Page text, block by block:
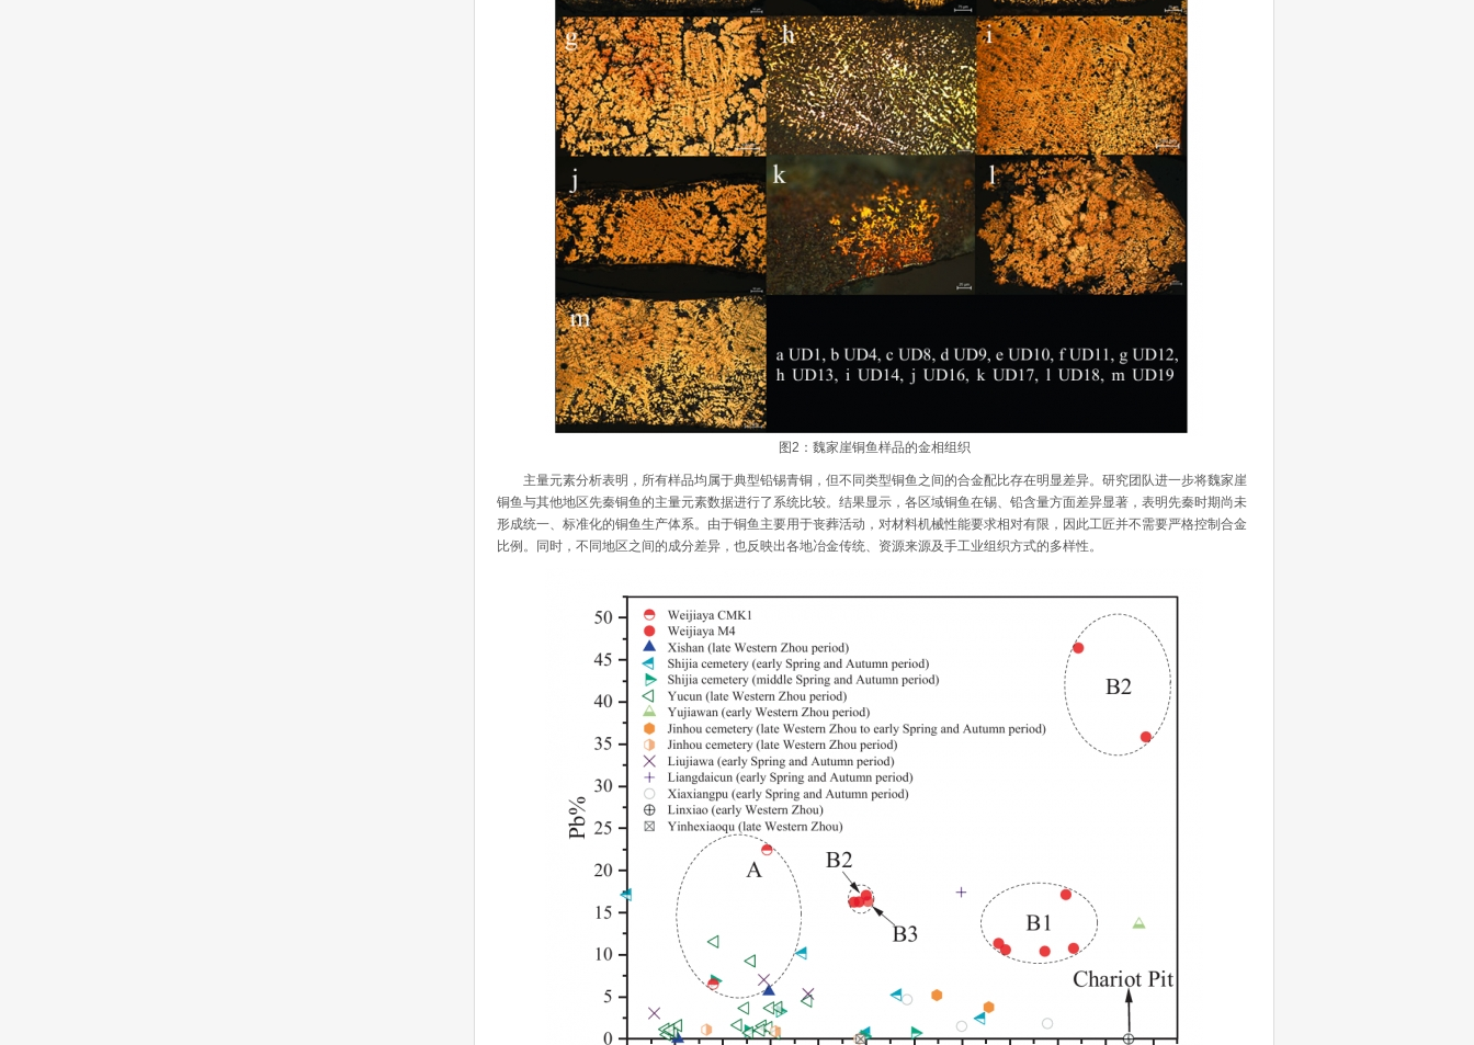
图2：魏家崖铜鱼样品的金相组织
主量元素分析表明，所有样品均属于典型铅锡青铜，但不同类型铜鱼之间的合金配比存在明显差异。研究团队进一步将魏家崖
铜鱼与其他地区先秦铜鱼的主量元素数据进行了系统比较。结果显示，各区域铜鱼在锡、铅含量方面差异显著，表明先秦时期尚未
形成统一、标准化的铜鱼生产体系。由于铜鱼主要用于丧葬活动，对材料机械性能要求相对有限，因此工匠并不需要严格控制合金
比例。同时，不同地区之间的成分差异，也反映出各地冶金传统、资源来源及手工业组织方式的多样性。